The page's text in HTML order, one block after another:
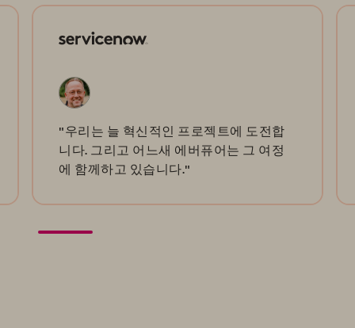
"우리는 늘 혁신적인 프로젝트에 도전합
니다. 그리고 어느새 에버퓨어는 그 여정
에 함께하고 있습니다."